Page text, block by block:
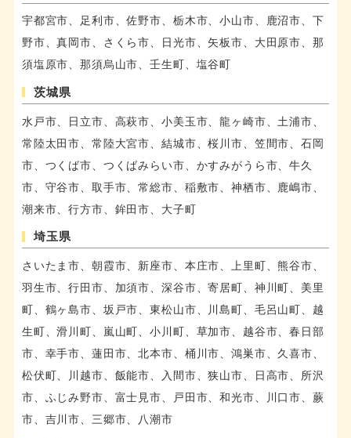
宇都宮市、足利市、佐野市、栃木市、小山市、鹿沼市、下
野市、真岡市、さくら市、日光市、矢板市、大田原市、那
須塩原市、那須烏山市、壬生町、塩谷町
茨城県
水戸市、日立市、高萩市、小美玉市、龍ヶ崎市、土浦市、
常陸太田市、常陸大宮市、結城市、桜川市、笠間市、石岡
市、つくば市、つくばみらい市、かすみがうら市、牛久
市、守谷市、取手市、常総市、稲敷市、神栖市、鹿嶋市、
潮来市、行方市、鉾田市、大子町
埼玉県
さいたま市、朝霞市、新座市、本庄市、上里町、熊谷市、
羽生市、行田市、加須市、深谷市、寄居町、神川町、美里
町、鶴ヶ島市、坂戸市、東松山市、川島町、毛呂山町、越
生町、滑川町、嵐山町、小川町、草加市、越谷市、春日部
市、幸手市、蓮田市、北本市、桶川市、鴻巣市、久喜市、
松伏町、川越市、飯能市、入間市、狭山市、日高市、所沢
市、ふじみ野市、富士見市、戸田市、和光市、川口市、蕨
市、吉川市、三郷市、八潮市